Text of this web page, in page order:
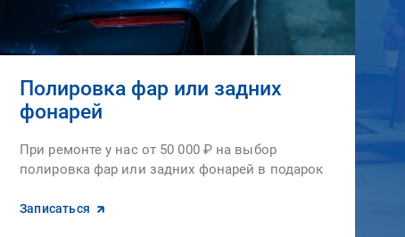
Полировка фар или задних
фонарей
При ремонте у нас от 50 000 ₽ на выбор
полировка фар или задних фонарей в подарок
Записаться